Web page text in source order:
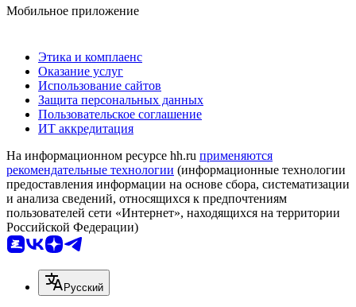
Мобильное приложение
Этика и комплаенс
Оказание услуг
Использование сайтов
Защита персональных данных
Пользовательское соглашение
ИТ аккредитация
На информационном ресурсе hh.ru применяются
рекомендательные технологии (информационные технологии
предоставления информации на основе сбора, систематизации
и анализа сведений, относящихся к предпочтениям
пользователей сети «Интернет», находящихся на территории
Российской Федерации)
Русский